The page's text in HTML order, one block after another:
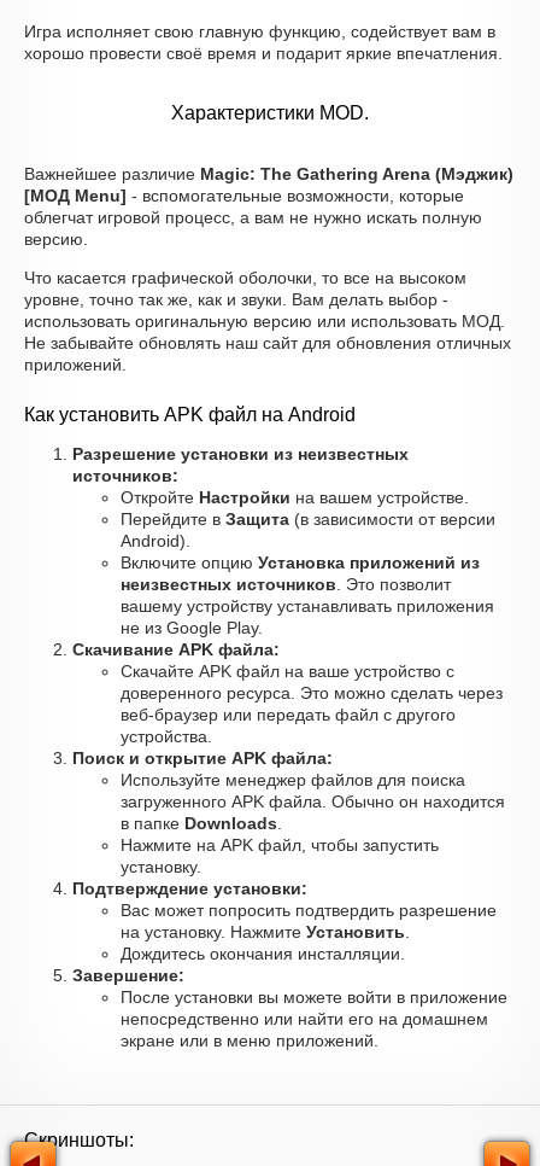
Игра исполняет свою главную функцию, содействует вам в
хорошо провести своё время и подарит яркие впечатления.
Характеристики MOD.
Важнейшее различие Magic: The Gathering Arena (Мэджик)
[МОД Menu] - вспомогательные возможности, которые
облегчат игровой процесс, а вам не нужно искать полную
версию.
Что касается графической оболочки, то все на высоком
уровне, точно так же, как и звуки. Вам делать выбор -
использовать оригинальную версию или использовать МОД.
Не забывайте обновлять наш сайт для обновления отличных
приложений.
Как установить APK файл на Android
Разрешение установки из неизвестных
источников:
Откройте Настройки на вашем устройстве.
Перейдите в Защита (в зависимости от версии
Android).
Включите опцию Установка приложений из
неизвестных источников . Это позволит
вашему устройству устанавливать приложения
не из Google Play.
Скачивание APK файла:
Скачайте APK файл на ваше устройство с
доверенного ресурса. Это можно сделать через
веб-браузер или передать файл с другого
устройства.
Поиск и открытие APK файла:
Используйте менеджер файлов для поиска
загруженного APK файла. Обычно он находится
в папке Downloads
Нажмите на APK файл, чтобы запустить
установку.
Подтверждение установки:
Вас может попросить подтвердить разрешение
на установку. Нажмите Установить
Дождитесь окончания инсталляции.
Завершение:
После установки вы можете войти в приложение
непосредственно или найти его на домашнем
экране или в меню приложений.
Скриншоты: